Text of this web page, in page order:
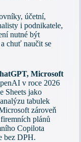
účetní,
i podnikatele,
nutné být
chuť naučit se
Microsoft
v roce 2026
Sheets jako
tabulek
zároveň
plánů
Copilota
bez DPH.